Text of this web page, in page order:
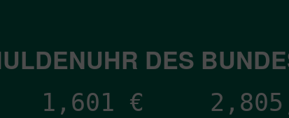
DES
1,601 €